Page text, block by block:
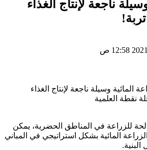
ناجعة لإنتاج الغذاء
للزراعة في المناطق الحضرية، يمكن
المائية بشكل استراتيجي في المباني